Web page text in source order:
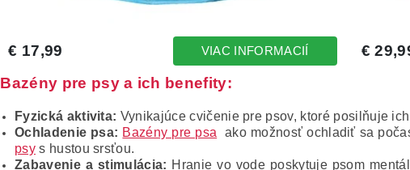
Bazény pre psy a ich benefity:
Fyzická aktivita: Vynikajúce cvičenie pre psov, ktoré posilňuje
Ochladenie psa: Bazény pre psa ako možnosť ochladiť sa
psys hustou srsťou.
Zabavenie a stimulácia: Hranie vo vode poskytuje psom